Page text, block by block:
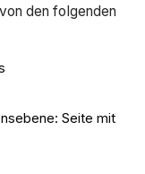
den folgenden
Seite mit